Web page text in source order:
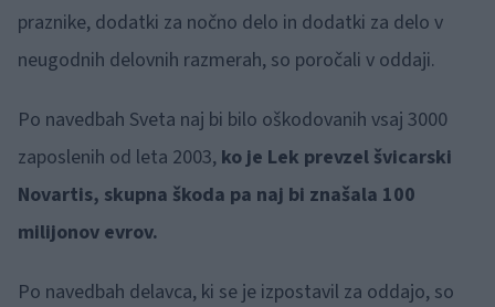
praznike, dodatki za nočno delo in dodatki za delo v
neugodnih delovnih razmerah, so poročali v oddaji.
Po navedbah Sveta naj bi bilo oškodovanih vsaj 3000
zaposlenih od leta 2003, ko je Lek prevzel švicarski
Novartis, skupna škoda pa naj bi znašala 100
milijonov evrov.
Po navedbah delavca, ki se je izpostavil za oddajo, so